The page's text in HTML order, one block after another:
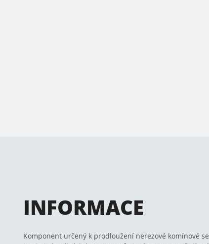
INFORMACE
Komponent určený k prodloužení nerezové komínové